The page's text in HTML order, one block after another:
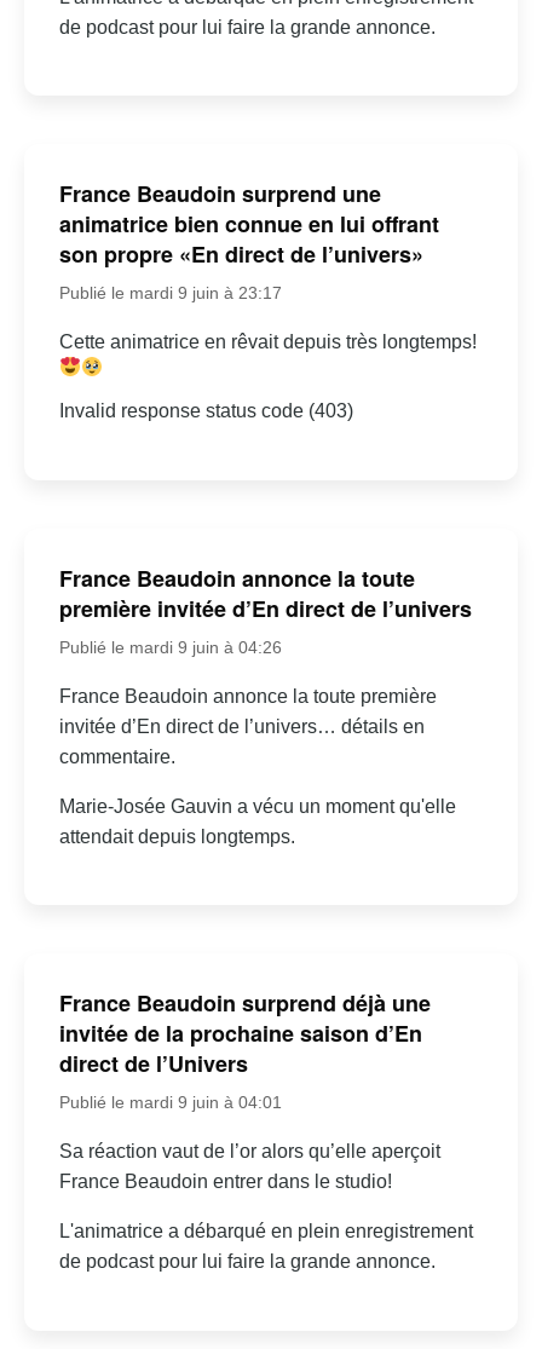
de podcast pour lui faire la grande annonce.
France Beaudoin surprend une
animatrice bien connue en lui offrant
son propre «En direct de l’univers»
Publié le mardi 9 juin à 23:17
Cette animatrice en rêvait depuis très longtemps!
Invalid response status code (403)
France Beaudoin annonce la toute
première invitée d’En direct de l’univers
Publié le mardi 9 juin à 04:26
France Beaudoin annonce la toute première
invitée d’En direct de l’univers… détails en
commentaire.
Marie-Josée Gauvin a vécu un moment qu'elle
attendait depuis longtemps.
France Beaudoin surprend déjà une
invitée de la prochaine saison d’En
direct de l’Univers
Publié le mardi 9 juin à 04:01
Sa réaction vaut de l’or alors qu’elle aperçoit
France Beaudoin entrer dans le studio!
L'animatrice a débarqué en plein enregistrement
de podcast pour lui faire la grande annonce.